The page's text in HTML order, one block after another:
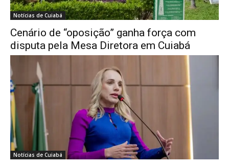
Notícias de Cuiabá
Cenário de “oposição” ganha força com
disputa pela Mesa Diretora em Cuiabá
Notícias de Cuiabá